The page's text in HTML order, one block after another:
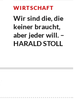
WIRTSCHAFT
Wir sind die, die
keiner braucht,
aber jeder will. –
HARALD STOLL